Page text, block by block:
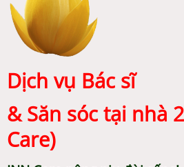
Dịch vụ Bác sĩ
& Săn sóc tại nhà
Care)